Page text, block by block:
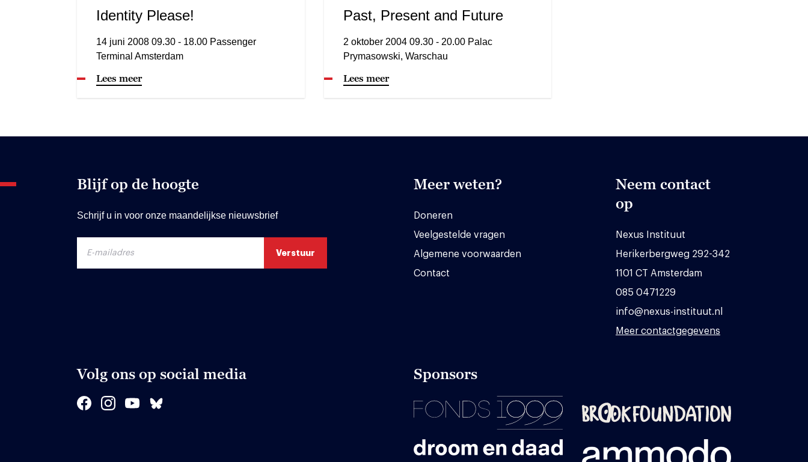
Identity Please!
14 juni 2008 09.30 - 18.00 Passenger
Terminal Amsterdam
Lees meer
Past, Present and Future
2 oktober 2004 09.30 - 20.00 Palac
Prymasowski, Warschau
Lees meer
Blijf op de hoogte
Schrijf u in voor onze maandelijkse nieuwsbrief
Meer weten?
Doneren
Veelgestelde vragen
Algemene voorwaarden
Contact
Neem contact
op
Nexus Instituut
Herikerbergweg 292-342
1101 CT Amsterdam
085 0471229
info@nexus-instituut.nl
Meer contactgegevens
Volg ons op social media Sponsors